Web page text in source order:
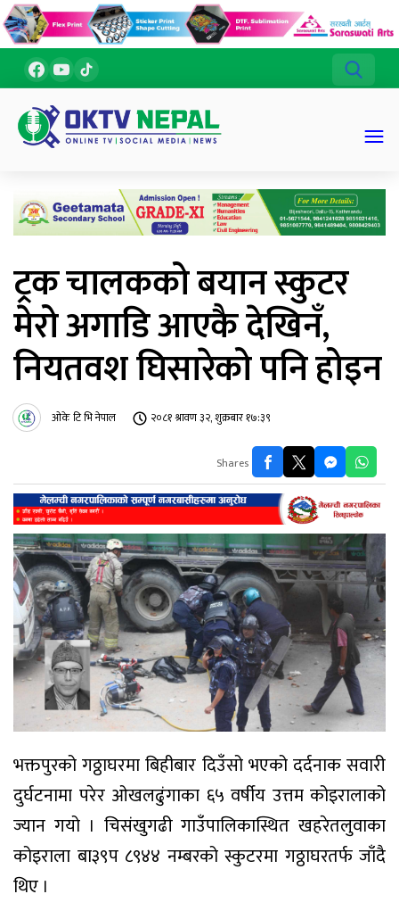
ट्रक चालकको बयान स्कुटर
मेरो अगाडि आएकै देखिनँ,
नियतवश घिसारेको पनि होइन
ओके टि भि नेपाल २०८१ श्रावण ३२, शुक्रबार १७:३९
Shares
भक्तपुरको गठ्ठाघरमा बिहीबार दिउँसो भएको दर्दनाक सवारी
दुर्घटनामा परेर ओखलढुंगाका ६५ वर्षीय उत्तम कोइरालाको
ज्यान गयो । चिसंखुगढी गाउँपालिकास्थित खहरेतलुवाका
कोइराला बा३९प ८९४४ नम्बरको स्कुटरमा गठ्ठाघरतर्फ जाँदै
थिए ।